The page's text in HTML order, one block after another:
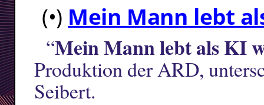
(•) Mein Mann lebt
“Mein Mann lebt als KI
Produktion der ARD,
Seibert.